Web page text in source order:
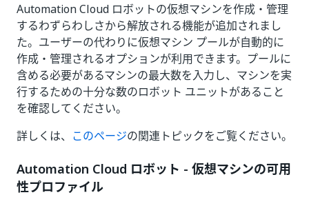
Automation Cloud ロボットの仮想マシンを作成・管理
するわずらわしさから解放される機能が追加されまし
た。ユーザーの代わりに仮想マシン プールが自動的に
作成・管理されるオプションが利用できます。プールに
含める必要があるマシンの最大数を入力し、マシンを実
行するための十分な数のロボット ユニットがあること
を確認してください。
詳しくは、 このページの関連トピックをご覧ください。
Automation Cloud ロボット - 仮想マシンの可用
性プロファイル